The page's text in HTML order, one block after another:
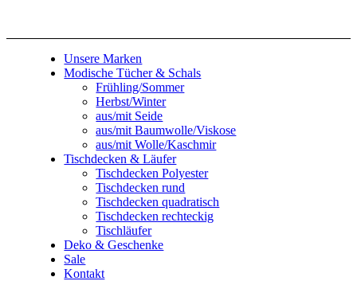
Unsere Marken
Modische Tücher & Schals
Frühling/Sommer
Herbst/Winter
aus/mit Seide
aus/mit Baumwolle/Viskose
aus/mit Wolle/Kaschmir
Tischdecken & Läufer
Tischdecken Polyester
Tischdecken rund
Tischdecken quadratisch
Tischdecken rechteckig
Tischläufer
Deko & Geschenke
Sale
Kontakt